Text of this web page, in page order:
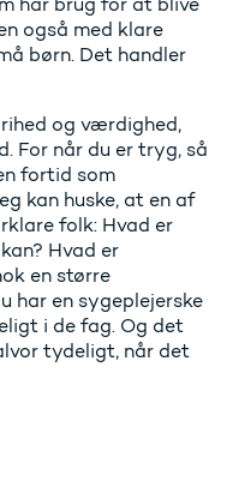
har brug for at blive
også med klare
børn. Det handler
og værdighed,
For når du er tryg, så
fortid som
kan huske, at en af
folk: Hvad er
Hvad er
en større
har en sygeplejerske
i de fag. Og det
tydeligt, når det